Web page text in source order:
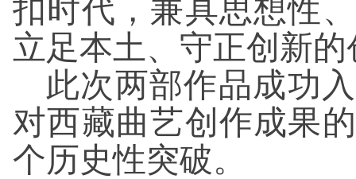
扣时代，兼具思想性
立足本土、守正创新
此次两部作品成功
对西藏曲艺创作成果
个历史性突破。